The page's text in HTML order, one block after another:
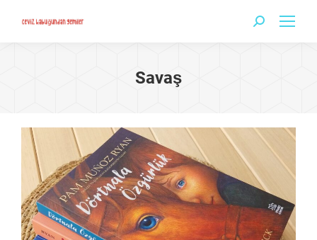
Search:
Savaş